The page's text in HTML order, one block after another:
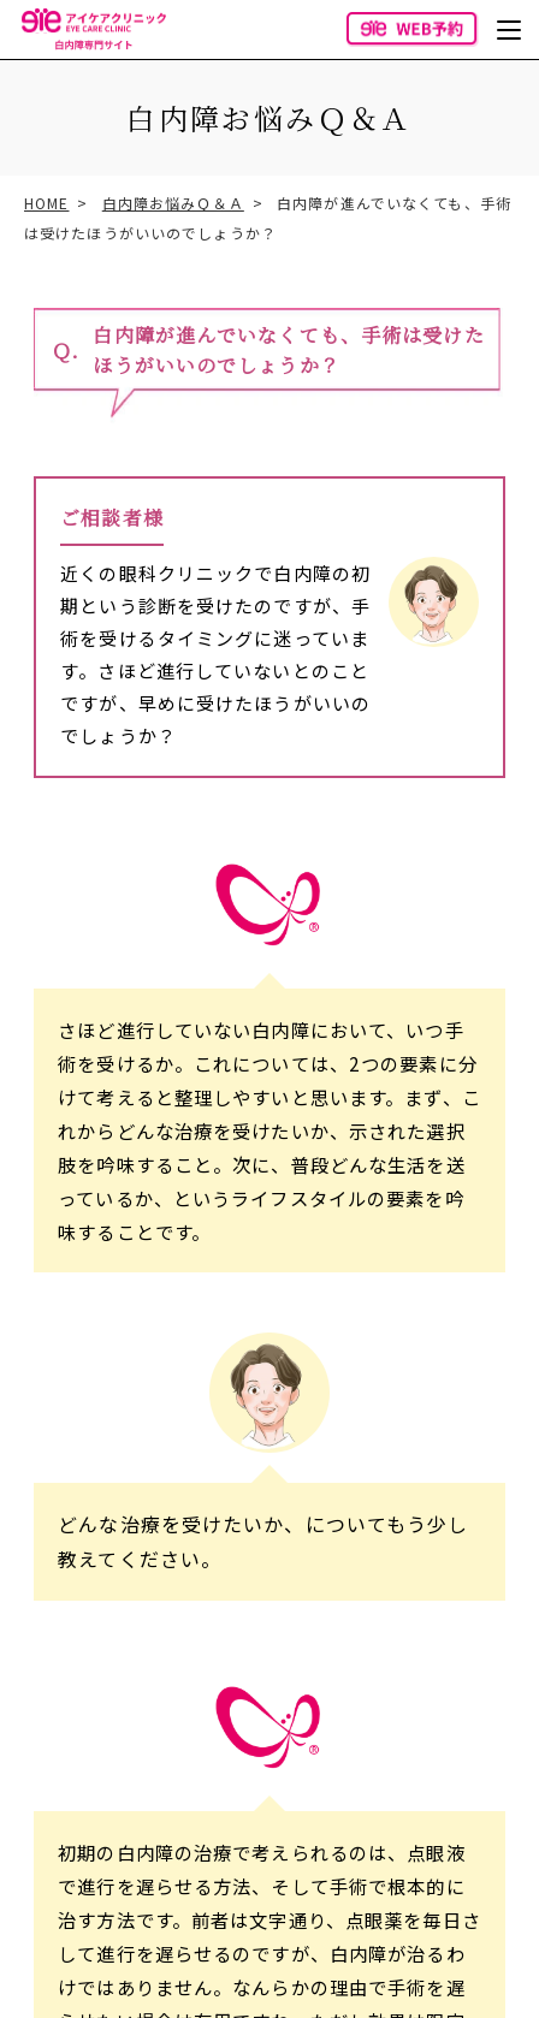
白内障お悩みＱ＆Ａ
HOME 白内障お悩みＱ＆Ａ
白内障が進んでいなくても、手術
は受けたほうがいいのでしょうか？
白内障が進んでいなくても、手術は受けた
ほうがいいのでしょうか？
ご相談者様
近くの眼科クリニックで白内障の初
期という診断を受けたのですが、手
術を受けるタイミングに迷っていま
す。さほど進行していないとのこと
ですが、早めに受けたほうがいいの
でしょうか？
さほど進行していない白内障において、いつ手
術を受けるか。これについては、2つの要素に分
けて考えると整理しやすいと思います。まず、こ
れからどんな治療を受けたいか、示された選択
肢を吟味すること。次に、普段どんな生活を送
っているか、というライフスタイルの要素を吟
味することです。
どんな治療を受けたいか、についてもう少し
教えてください。
初期の白内障の治療で考えられるのは、点眼液
で進行を遅らせる方法、そして手術で根本的に
治す方法です。前者は文字通り、点眼薬を毎日さ
して進行を遅らせるのですが、白内障が治るわ
けではありません。なんらかの理由で手術を遅